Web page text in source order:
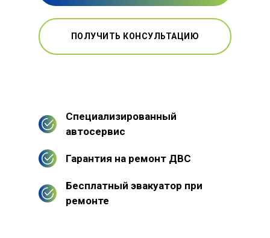
ПОЛУЧИТЬ КОНСУЛЬТАЦИЮ
Специализированный
автосервис
Гарантия на ремонт ДВС
Бесплатный эвакуатор при
ремонте